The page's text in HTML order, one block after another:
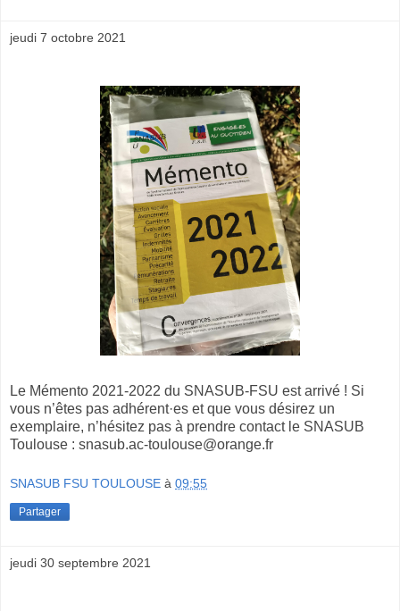
jeudi 7 octobre 2021
Le Mémento 2021-2022 du SNASUB-FSU est arrivé ! Si
vous n’êtes pas adhérent·es et que vous désirez un
exemplaire, n’hésitez pas à prendre contact le SNASUB
Toulouse : snasub.ac-toulouse@orange.fr
SNASUB FSU TOULOUSE à 09:55
Partager
jeudi 30 septembre 2021